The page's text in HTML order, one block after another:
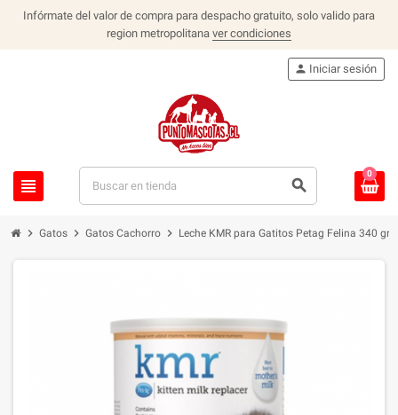
Infórmate del valor de compra para despacho gratuito, solo valido para
region metropolitana ver condiciones
view_headline search
person Iniciar sesión
0
chevron_right Gatos chevron_right Gatos Cachorro chevron_right Leche KMR para Gatitos Petag Felina 340 grs